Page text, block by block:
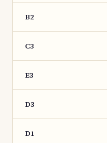
B2
C3
E3
D3
D1